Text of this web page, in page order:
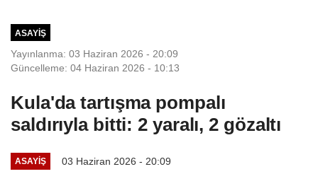
ASAYIŞ
Yayınlanma: 03 Haziran 2026 - 20:09
Güncelleme: 04 Haziran 2026 - 10:13
Kula'da tartışma pompalı
saldırıyla bitti: 2 yaralı, 2 gözaltı
ASAYIŞ 03 Haziran 2026 - 20:09